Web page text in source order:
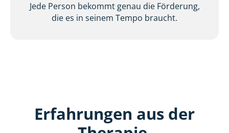
Jede Person bekommt genau die Förderung,
die es in seinem Tempo braucht.
Erfahrungen aus der